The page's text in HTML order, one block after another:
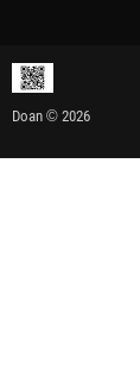
Doan © 2026